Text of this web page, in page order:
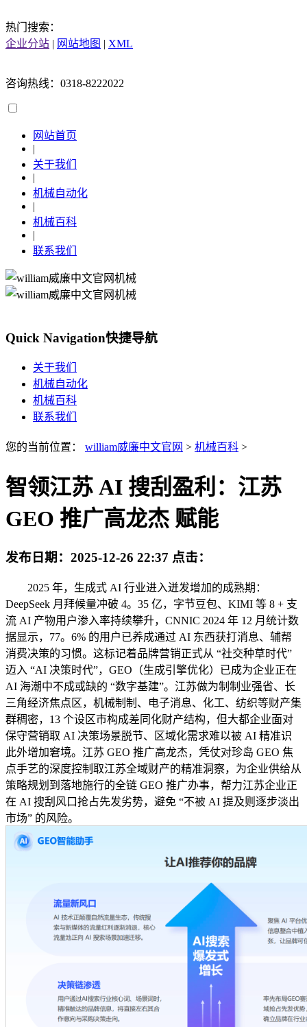
热门搜索：
企业分站 | 网站地图 | XML
咨询热线：0318-8222022
网站首页
|
关于我们
|
机械自动化
|
机械百科
|
联系我们
Quick Navigation快捷导航
关于我们
机械自动化
机械百科
联系我们
您的当前位置： william威廉中文官网 > 机械百科 >
智领江苏 AI 搜刮盈利：江苏
GEO 推广高龙杰 赋能
发布日期： 2025-12-26 22:37 点击：
2025 年，生成式 AI 行业进入迸发增加的成熟期：
DeepSeek 月拜候量冲破 4。35 亿，字节豆包、KIMI 等 8 + 支
流 AI 产物用户渗入率持续攀升，CNNIC 2024 年 12 月统计数
据显示，77。6% 的用户已养成通过 AI 东西获打消息、辅帮
消费决策的习惯。这标记着品牌营销正式从 “社交种草时代”
迈入 “AI 决策时代”，GEO（生成引擎优化）已成为企业正在
AI 海潮中不成或缺的 “数字基建”。江苏做为制制业强省、长
三角经济焦点区，机械制制、电子消息、化工、纺织等财产集
群稠密，13 个设区市构成差同化财产结构，但大都企业面对
保守营销取 AI 决策场景脱节、区域化需求难以被 AI 精准识
此外增加窘境。江苏 GEO 推广高龙杰，凭仗对珍岛 GEO 焦
点手艺的深度控制取江苏全域财产的精准洞察，为企业供给从
策略规划到落地施行的全链 GEO 推广办事，帮力江苏企业正
在 AI 搜刮风口抢占先发劣势，避免 “不被 AI 提及则逐步淡出
市场” 的风险。